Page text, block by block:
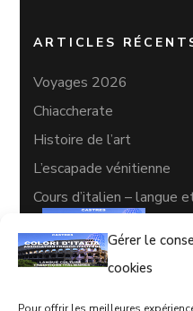
Gérer le
cookies
ARTICLES
Voyages 2026
Chiaccherate
Histoire de l’art
L’escapade vénitienne
Cours d’italien – langue